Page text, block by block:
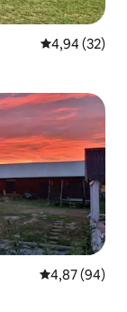
Gemiddelde
4,94 (32)
Gemiddelde
4,87 (94)